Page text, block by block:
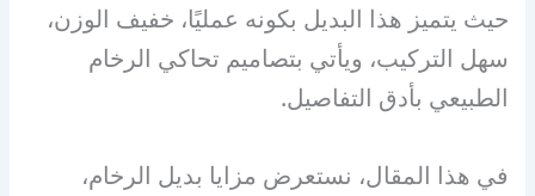
حيث يتميز هذا البديل بكونه عمليًا، خفيف الوزن،
سهل التركيب، ويأتي بتصاميم تحاكي الرخام
الطبيعي بأدق التفاصيل.
في هذا المقال، نستعرض مزايا بديل الرخام،